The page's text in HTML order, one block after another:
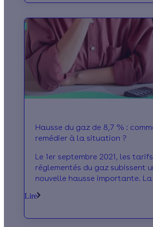
du chauffage au fioul ? Toutes
réponses ici.
Hausse du gaz de 8,7 % :
remédier à la situation ?
Le 1er septembre 2021, les tarifs
réglementés du gaz subissent
nouvelle hausse importante. La
cinquième bond successif touche
gaz. Cette hausse n’est pas
Lire